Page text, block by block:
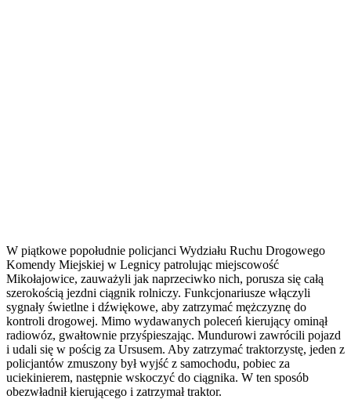
W piątkowe popołudnie policjanci Wydziału Ruchu Drogowego
Komendy Miejskiej w Legnicy patrolując miejscowość
Mikołajowice, zauważyli jak naprzeciwko nich, porusza się całą
szerokością jezdni ciągnik rolniczy. Funkcjonariusze włączyli
sygnały świetlne i dźwiękowe, aby zatrzymać mężczyznę do
kontroli drogowej. Mimo wydawanych poleceń kierujący ominął
radiowóz, gwałtownie przyśpieszając. Mundurowi zawrócili pojazd
i udali się w pościg za Ursusem. Aby zatrzymać traktorzystę, jeden z
policjantów zmuszony był wyjść z samochodu, pobiec za
uciekinierem, następnie wskoczyć do ciągnika. W ten sposób
obezwładnił kierującego i zatrzymał traktor.